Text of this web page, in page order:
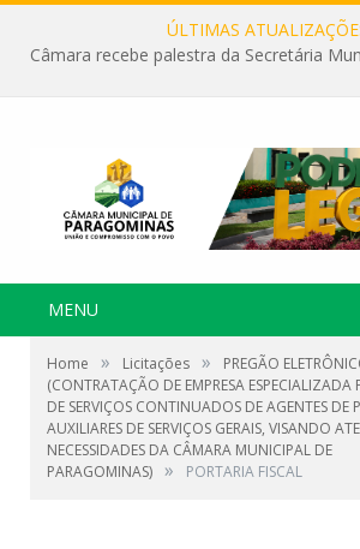
ÚLTIMAS
MENU
Home » Licitações »
PREGÃO
(CONTRATAÇÃO DE EMPRESA ESPECIALIZADA
DE SERVIÇOS CONTINUADOS DE AGENTES DE
AUXILIARES DE SERVIÇOS GERAIS, VISANDO
NECESSIDADES DA CÂMARA MUNICIPAL DE
PARAGOMINAS) » PORTARIA FISCAL